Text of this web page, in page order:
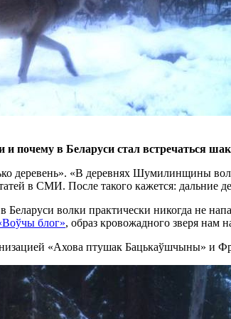
и почему в Беларуси стал встречаться
деревень». «В деревнях Шумилинщины
в СМИ. После такого кажется: дальние
Беларуси волки практически никогда не
блог», образ кровожадного зверя
«Ахова птушак Бацькаўшчыны» и